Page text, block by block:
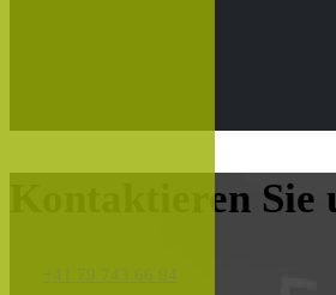
Kontaktieren Sie
+41 79 743 66 94